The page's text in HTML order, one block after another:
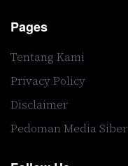
Pages
Tentang Kami
Privacy Policy
Disclaimer
Pedoman Media Siber